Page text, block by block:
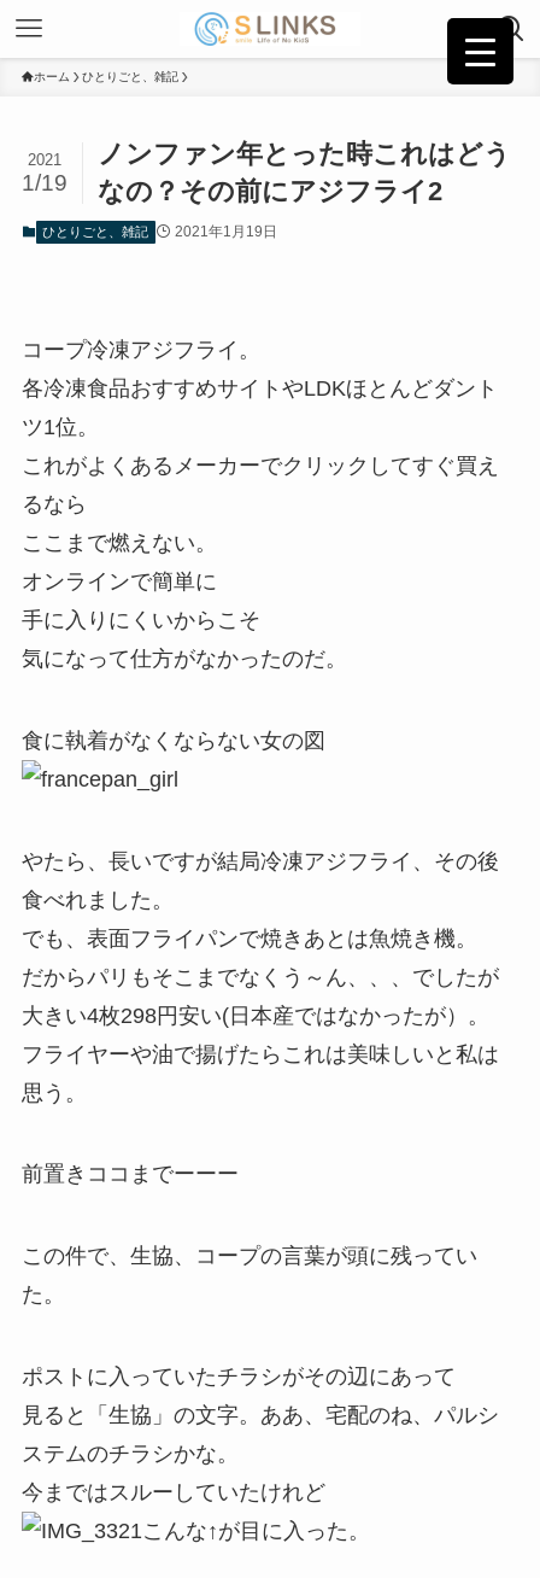
ホーム ひとりごと、雑記
ノンファン年とった時これはどう
なの？その前にアジフライ2
2021
1/19
ひとりごと、雑記 2021年1月19日
コープ冷凍アジフライ。
各冷凍食品おすすめサイトやLDKほとんどダント
ツ1位。
これがよくあるメーカーでクリックしてすぐ買え
るなら
ここまで燃えない。
オンラインで簡単に
手に入りにくいからこそ
気になって仕方がなかったのだ。
食に執着がなくならない女の図
やたら、長いですが結局冷凍アジフライ、その後
食べれました。
でも、表面フライパンで焼きあとは魚焼き機。
だからパリもそこまでなくう～ん、、、でしたが
大きい4枚298円安い(日本産ではなかったが）。
フライヤーや油で揚げたらこれは美味しいと私は
思う。
前置きココまでーーー
この件で、生協、コープの言葉が頭に残ってい
た。
ポストに入っていたチラシがその辺にあって
見ると「生協」の文字。ああ、宅配のね、パルシ
ステムのチラシかな。
今まではスルーしていたけれど
こんな↑が目に入った。